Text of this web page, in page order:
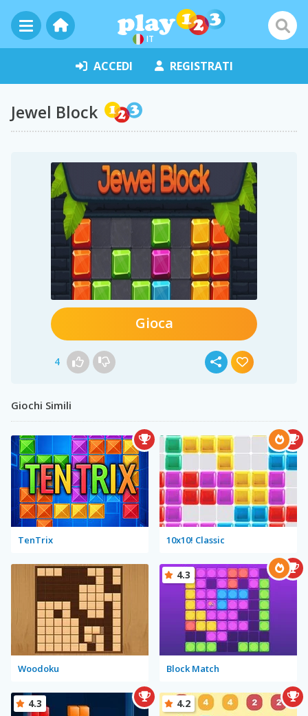
IT
ACCEDI REGISTRATI
Jewel Block
Gioca
4
Giochi Simili
TenTrix 10x10! Classic
Woodoku Block Match
4.3
4.3 4.2